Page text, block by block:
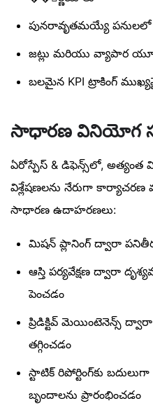
పునరావృతమయ్యే పనులలో
జట్లు మరియు వ్యాపార
బలమైన KPI ట్రాకింగ్
సాధారణ వినియోగ
ఏరోస్పేస్ & డిఫెన్స్‌లో, అత్యంత
విశ్లేషణలను నేరుగా కార్యాచరణ
సాధారణ ఉదాహరణలు:
మిషన్ ప్లానింగ్ ద్వారా
ఆస్తి పర్యవేక్షణ ద్వారా
పెంచడం
ప్రిడిక్టివ్ మెయింటెనెన్స్
తగ్గించడం
స్టాటిక్ రిపోర్టింగ్‌కు
బృందాలను ప్రారంభించడం